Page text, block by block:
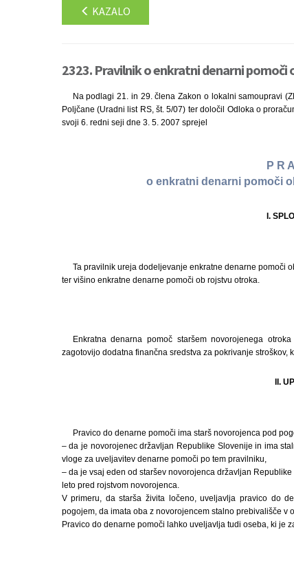
KAZALO
2323. Pravilnik o enkratni denarni
Na podlagi 21. in 29. člena Zakon o lokalni samoupravi
Poljčane (Uradni list RS, št. 5/07) ter določil Odloka o
svoji 6. redni seji dne 3. 5. 2007 sprejel
P R
o enkratni denarni pomoči
I.
Ta pravilnik ureja dodeljevanje enkratne denarne pomoči
ter višino enkratne denarne pomoči ob rojstvu otroka.
Enkratna denarna pomoč staršem novorojenega
zagotovijo dodatna finančna sredstva za pokrivanje stroškov,
II.
Pravico do denarne pomoči ima starš novorojenca pod
– da je novorojenec državljan Republike Slovenije in ima
vloge za uveljavitev denarne pomoči po tem pravilniku,
– da je vsaj eden od staršev novorojenca državljan
leto pred rojstvom novorojenca.
V primeru, da starša živita ločeno, uveljavlja pravico do
pogojem, da imata oba z novorojencem stalno prebivališče v
Pravico do denarne pomoči lahko uveljavlja tudi oseba, ki je